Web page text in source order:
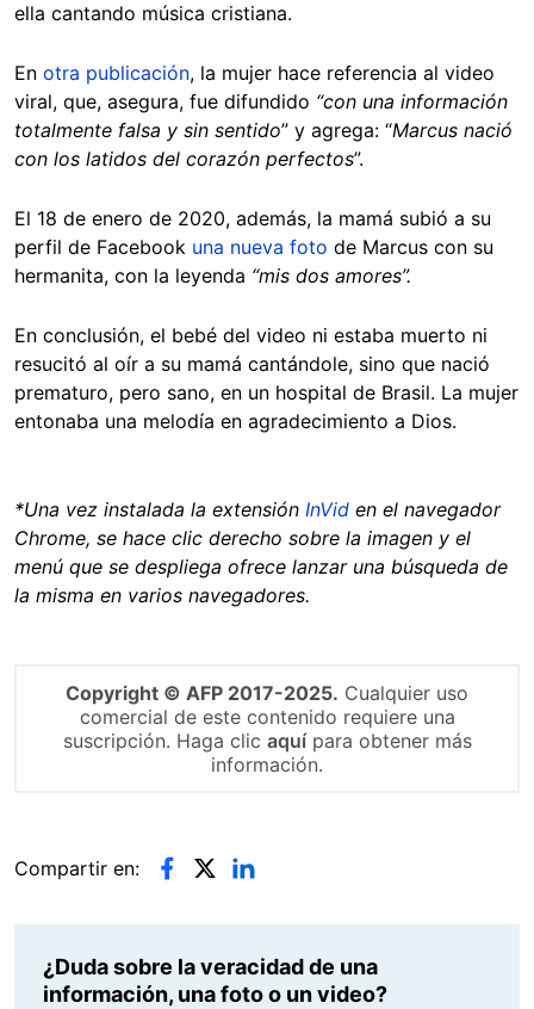
ella cantando música cristiana.
En otra publicación, la mujer hace referencia al video
viral, que, asegura, fue difundido “con una información
totalmente falsa y sin sentido” y agrega: “Marcus nació
con los latidos del corazón perfectos”.
El 18 de enero de 2020, además, la mamá subió a su
perfil de Facebook una nueva foto de Marcus con su
hermanita, con la leyenda “mis dos amores”.
En conclusión, el bebé del video ni estaba muerto ni
resucitó al oír a su mamá cantándole, sino que nació
prematuro, pero sano, en un hospital de Brasil. La mujer
entonaba una melodía en agradecimiento a Dios.
*Una vez instalada la extensión InVid en el navegador
Chrome, se hace clic derecho sobre la imagen y el
menú que se despliega ofrece lanzar una búsqueda de
la misma en varios navegadores.
Copyright © AFP 2017-2025. Cualquier uso
comercial de este contenido requiere una
suscripción. Haga clic aquípara obtener más
información.
Compartir en:
¿Duda sobre la veracidad de una
información, una foto o un video?